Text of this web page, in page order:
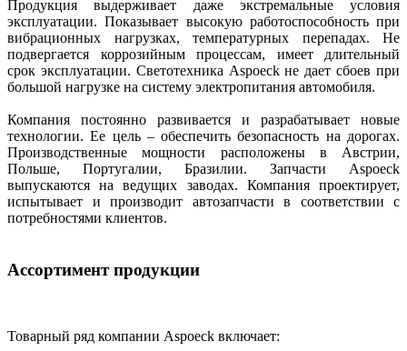
Продукция выдерживает даже экстремальные условия
эксплуатации. Показывает высокую работоспособность при
вибрационных нагрузках, температурных перепадах. Не
подвергается коррозийным процессам, имеет длительный
срок эксплуатации. Светотехника Aspoeck не дает сбоев при
большой нагрузке на систему электропитания автомобиля.
Компания постоянно развивается и разрабатывает новые
технологии. Ее цель – обеспечить безопасность на дорогах.
Производственные мощности расположены в Австрии,
Польше, Португалии, Бразилии. Запчасти Aspoeck
выпускаются на ведущих заводах. Компания проектирует,
испытывает и производит автозапчасти в соответствии с
потребностями клиентов.
Ассортимент продукции
Товарный ряд компании Aspoeck включает: